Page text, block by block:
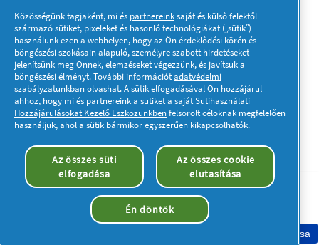
Adataim
Adatvédelmi közlemény
A sütik használatáról
Felhasználási feltételek
Akadálymentességi nyilatkozat
© 2023 Procter & Gamble. Minden jog fenntartva. Az oldalon
található információk felhasználása és az azokhoz való
hozzáférés a jogi nyilatkozatban meghatározott felhasználási
Sütik elfogadása
Közösségünk tagjaként, mi és partnereinksaját és külső felektől
származó sütiket, pixeleket és hasonló technológiákat („sütik”)
használunk ezen a webhelyen, hogy az Ön érdeklődési körén és
böngészési szokásain alapuló, személyre szabott hirdetéseket
jelenítsünk meg Önnek, elemzéseket végezzünk, és javítsuk a
böngészési élményt. További információtadatvédelmi
szabályzatunkbanolvashat. A sütik elfogadásával Ön hozzájárul
ahhoz, hogy mi és partnereink a sütiket a sajátSütihasználati
Hozzájárulásokat Kezelő Eszközünkbenfelsorolt céloknak megfelelően
használjuk, ahol a sütik bármikor egyszerűen kikapcsolhatók.
Az összes süti
elfogadása
Az összes cookie
elutasítása
Én döntök